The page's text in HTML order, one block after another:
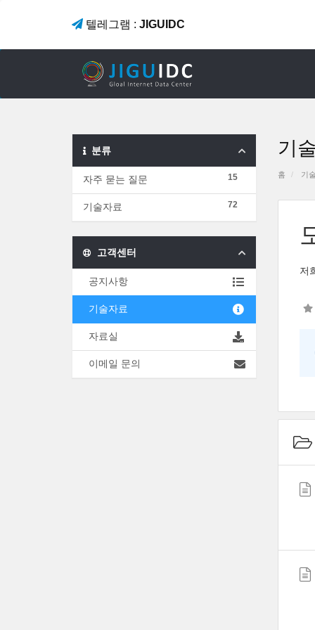
텔레그램 : JIGUIDC
기
홈 기
분류
15
자주 묻는 질문
72
기술자료
저
고객센터
공지사항
기술자료
자료실
이메일 문의